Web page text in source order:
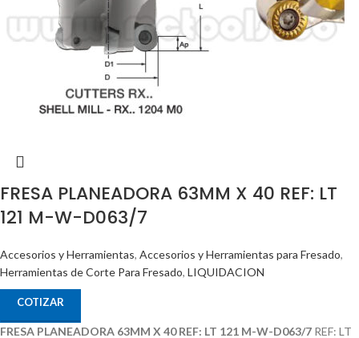
FRESA PLANEADORA 63MM X 40 REF: LT
121 M-W-D063/7
Accesorios y Herramientas, Accesorios y Herramientas para Fresado,
Herramientas de Corte Para Fresado, LIQUIDACION
COTIZAR
FRESA PLANEADORA 63MM X 40 REF: LT 121 M-W-D063/7 REF: LT